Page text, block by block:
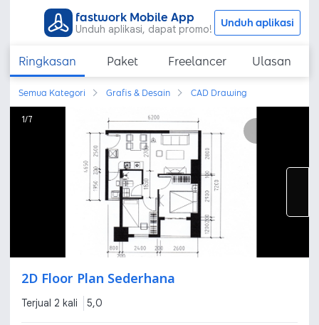
fastwork Mobile App
Unduh aplikasi, dapat promo! Unduh aplikasi
Ringkasan Paket Freelancer Ulasan
Semua Kategori Grafis & Desain CAD Drawing
1/7
2D Floor Plan Sederhana
Terjual 2 kali 5,0